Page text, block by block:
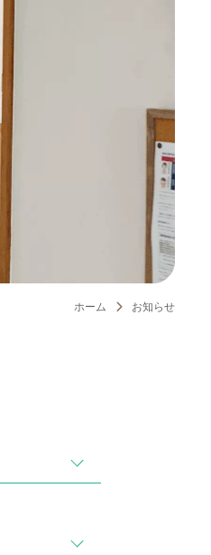
ホーム お知らせ